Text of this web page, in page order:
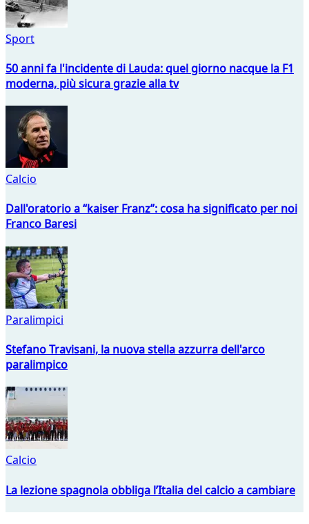
Sport
50 anni fa l'incidente di Lauda: quel giorno nacque la F1
moderna, più sicura grazie alla tv
Calcio
Dall'oratorio a “kaiser Franz”: cosa ha significato per noi
Franco Baresi
Paralimpici
Stefano Travisani, la nuova stella azzurra dell'arco
paralimpico
Calcio
La lezione spagnola obbliga l’Italia del calcio a cambiare